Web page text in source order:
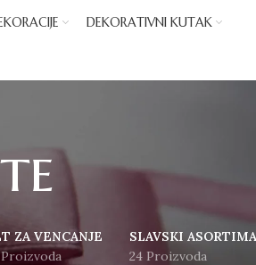
DEKORATIVNI KUTAK
ZA VENCANJE
Proizvoda
SLAVSKI
24 Proizvoda